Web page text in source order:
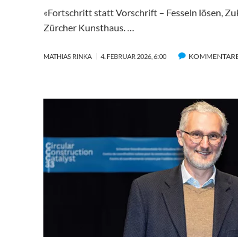
«Fortschritt statt Vorschrift – Fesseln lösen,
Zürcher Kunsthaus. …
MATHIAS RINKA 4. FEBRUAR 2026, 6:00